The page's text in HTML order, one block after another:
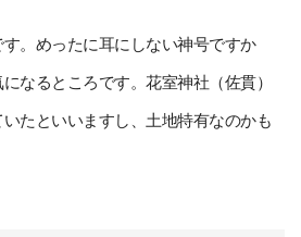
。めったに耳にしない神号ですか
なるところです。花室神社（佐貫）
たといいますし、土地特有なのかも